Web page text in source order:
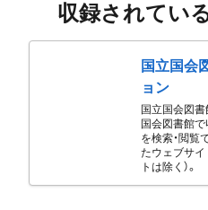
収録されてい
国立国会
ョン
国立国会図書
国会図書館
を検索・閲覧
たウェブサイ
トは除く）。